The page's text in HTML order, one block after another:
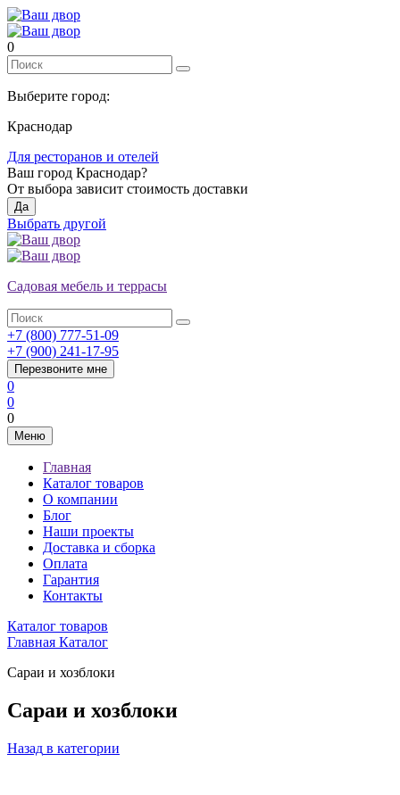
0
Выберите город:
Краснодар
Для ресторанов и отелей
Ваш город Краснодар?
От выбора зависит стоимость доставки
Да
Выбрать другой
Садовая мебель и террасы
+7 (800) 777-51-09
+7 (900) 241-17-95
Перезвоните мне
0
0
0
Меню
Главная
Каталог товаров
О компании
Блог
Наши проекты
Доставка и сборка
Оплата
Гарантия
Контакты
Каталог товаров
Главная Каталог
Сараи и хозблоки
Сараи и хозблоки
Назад в категории